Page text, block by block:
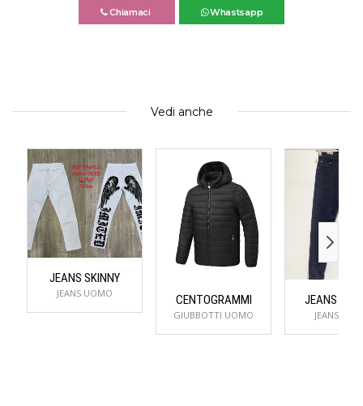
Chiamaci Whastsapp
Vedi anche
JEANS SKINNY
JEANS UOMO CENTOGRAMMI
GIUBBOTTI UOMO
JEANS
JEANS